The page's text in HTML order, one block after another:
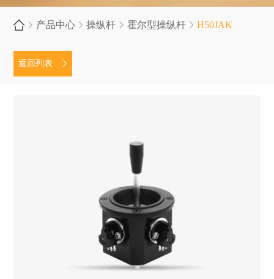
产品中心 操纵杆 霍尔型操纵杆 H50JAK
返回列表